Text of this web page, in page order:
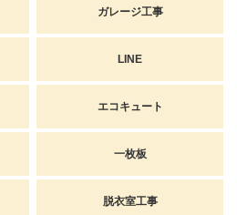
ガレージ工事
LINE
エコキュート
一枚板
脱衣室工事